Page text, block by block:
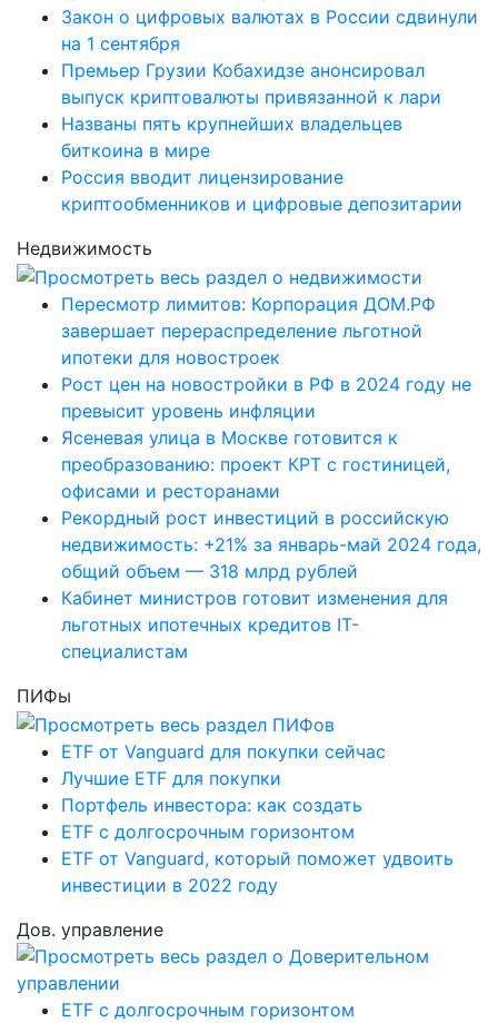
Закон о цифровых валютах в России сдвинули
на 1 сентября
Премьер Грузии Кобахидзе анонсировал
выпуск криптовалюты привязанной к лари
Названы пять крупнейших владельцев
биткоина в мире
Россия вводит лицензирование
криптообменников и цифровые депозитарии
Недвижимость
Пересмотр лимитов: Корпорация ДОМ.РФ
завершает перераспределение льготной
ипотеки для новостроек
Рост цен на новостройки в РФ в 2024 году не
превысит уровень инфляции
Ясеневая улица в Москве готовится к
преобразованию: проект КРТ с гостиницей,
офисами и ресторанами
Рекордный рост инвестиций в российскую
недвижимость: +21% за январь-май 2024 года,
общий объем — 318 млрд рублей
Кабинет министров готовит изменения для
льготных ипотечных кредитов IT-
специалистам
ПИФы
ETF от Vanguard для покупки сейчас
Лучшие ETF для покупки
Портфель инвестора: как создать
ETF с долгосрочным горизонтом
ETF от Vanguard, который поможет удвоить
инвестиции в 2022 году
Дов. управление
ETF с долгосрочным горизонтом